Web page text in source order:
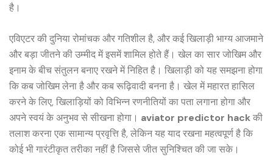
है।
एविएटर की दुनिया रोमांचक और गतिशील है, और कई खिलाड़ी भाग्य आजमाने
और बड़ा जीतने की उम्मीद में इसमें शामिल होते हैं। खेल का सार जोखिम और
इनाम के बीच संतुलन बनाए रखने में निहित है। खिलाड़ी को यह समझना होगा
कि कब जोखिम लेना है और कब रूढ़िवादी बनना है। खेल में महारत हासिल
करने के लिए, खिलाड़ियों को विभिन्न रणनीतियों का पता लगाना होगा और
अपने स्वयं के अनुभव से सीखना होगा। aviator predictor hackकी
तलाश करना एक सामान्य प्रवृत्ति है, लेकिन यह याद रखना महत्वपूर्ण है कि
कोई भी गारंटीकृत तरीका नहीं है जिससे जीत सुनिश्चित की जा सके।